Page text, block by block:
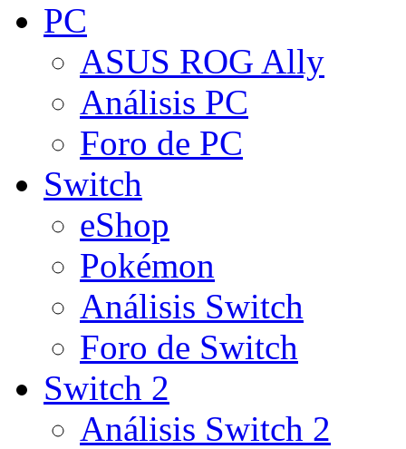
PC
ASUS ROG Ally
Análisis PC
Foro de PC
Switch
eShop
Pokémon
Análisis Switch
Foro de Switch
Switch 2
Análisis Switch 2